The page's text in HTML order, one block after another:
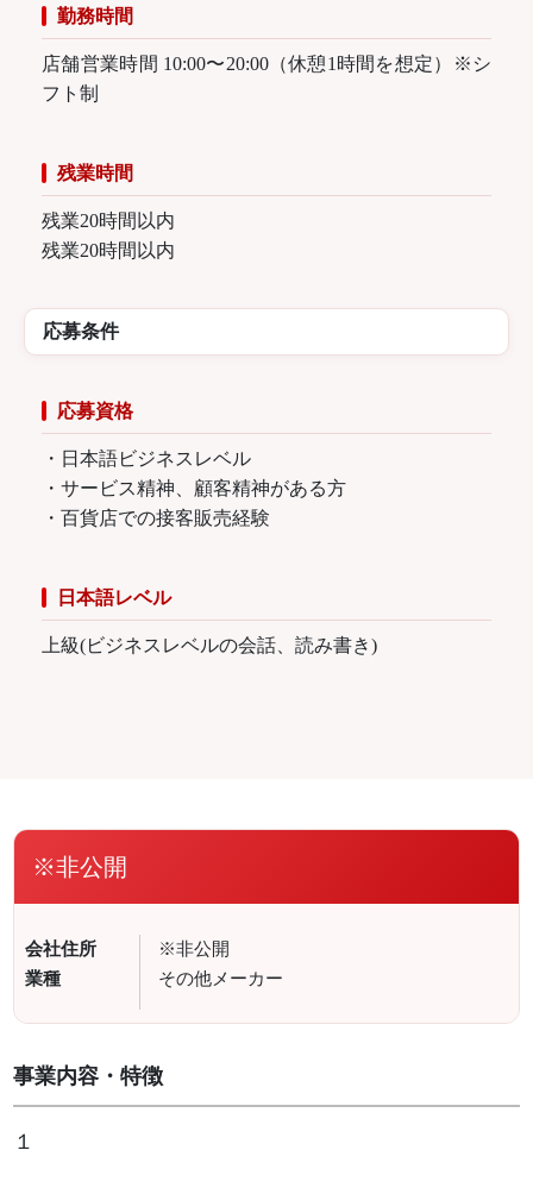
勤務時間
店舗営業時間 10:00〜20:00（休憩1時間を想定）※シ
フト制
残業時間
残業20時間以内
残業20時間以内
応募条件
応募資格
・日本語ビジネスレベル
・サービス精神、顧客精神がある方
・百貨店での接客販売経験
日本語レベル
上級(ビジネスレベルの会話、読み書き)
※非公開
会社住所
※非公開
業種
その他メーカー
事業内容・特徴
１